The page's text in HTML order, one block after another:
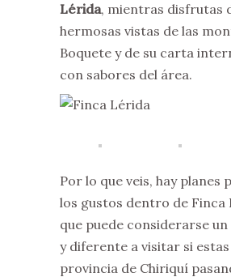
Lérida, mientras disfrutas
hermosas vistas de las
Boquete y de su carta
con sabores del área.
Por lo que veis, hay planes
los gustos dentro de Finca
que puede considerarse
y diferente a visitar si estas
provincia de Chiriquí